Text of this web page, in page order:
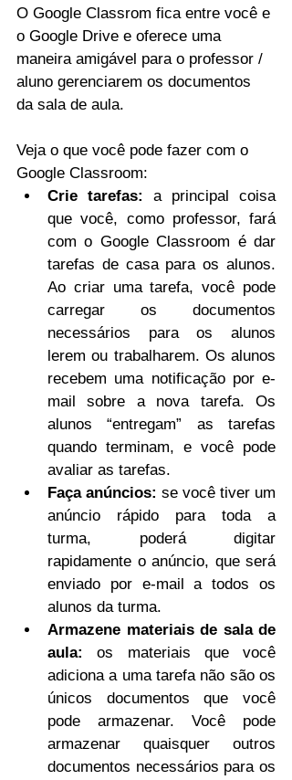
O Google Classrom fica entre você e
o Google Drive e oferece uma
maneira amigável para o professor /
aluno gerenciarem os documentos
da sala de aula.
Veja o que você pode fazer com o
Google Classroom:
Crie tarefas:
a principal coisa
que você, como professor, fará
com o Google Classroom é dar
tarefas de casa para os alunos.
Ao criar uma tarefa, você pode
carregar os documentos
necessários para os alunos
lerem ou trabalharem. Os alunos
recebem uma notificação por e-
mail sobre a nova tarefa. Os
alunos “entregam” as tarefas
quando terminam, e você pode
avaliar as tarefas.
Faça anúncios: se você tiver um
anúncio rápido para toda a
turma, poderá digitar
rapidamente o anúncio, que será
enviado por e-mail a todos os
alunos da turma.
Armazene materiais de sala de
aula:
os materiais que você
adiciona a uma tarefa não são os
únicos documentos que você
pode armazenar. Você pode
armazenar quaisquer outros
documentos necessários para os